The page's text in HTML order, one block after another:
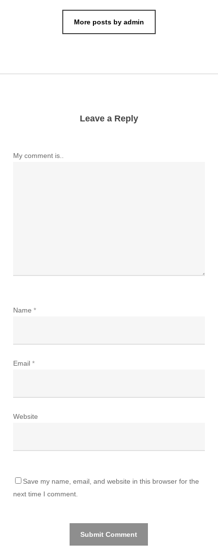
More posts by admin
Leave a Reply
My comment is..
Name *
Email *
Website
Save my name, email, and website in this browser for the
next time I comment.